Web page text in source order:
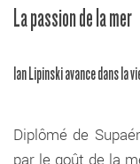
La passion de la mer
Ian Lipinski avance dans la
Diplômé de
par le goût de la